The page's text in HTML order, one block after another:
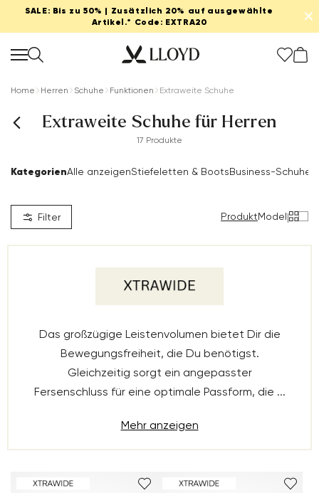
SALE: Bis zu 50% | Zusätzlich 20% auf ausgewählte
Artikel.* Code: EXTRA20
✕
Home Herren Schuhe Funktionen Extraweite Schuhe
Extraweite Schuhe für Herren
17 Produkte
KategorienAlle anzeigenStiefeletten & BootsBusiness-Schuhe
Filter ProduktModel|
Das großzügige Leistenvolumen bietet Dir die
Bewegungsfreiheit, die Du benötigst.
Gleichzeitig sorgt ein angepasster
Fersenschluss für eine optimale Passform, die ...
Mehr anzeigen